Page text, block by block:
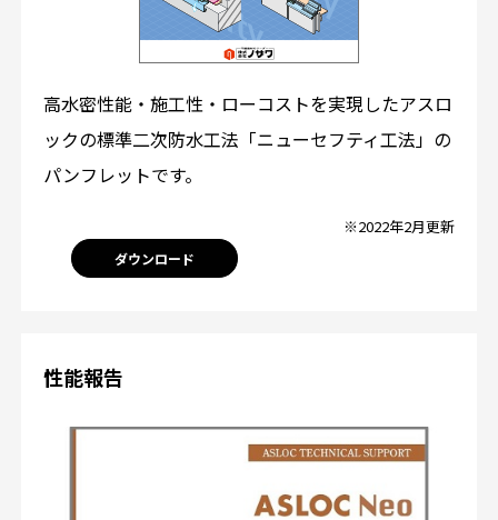
高水密性能・施工性・ローコストを実現したアスロ
ックの標準二次防水工法「ニューセフティ工法」の
パンフレットです。
※2022年2月更新
ダウンロード
性能報告